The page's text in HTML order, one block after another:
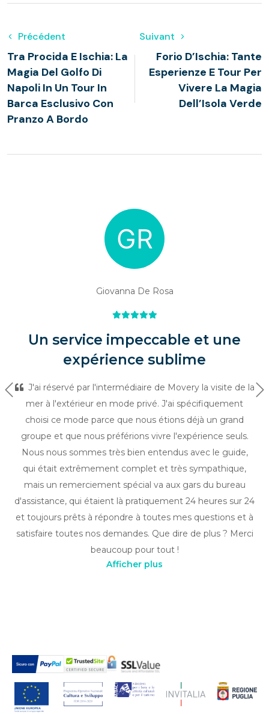
Précédent
Tra Procida E Ischia: La
Magia Del Golfo Di
Napoli In Un Tour In
Barca Esclusivo Con
Pranzo A Bordo
Suivant
Forio D’Ischia: Tante
Esperienze E Tour Per
Vivere La Magia
Dell’Isola Verde
Giovanna De Rosa
Un service impeccable et une
expérience sublime
J'ai réservé par l'intermédiaire de Movery la visite de la
mer à l'extérieur en mode privé. J'ai spécifiquement
choisi ce mode parce que nous étions déjà un grand
groupe et que nous préférions vivre l'expérience seuls.
Nous nous sommes très bien entendus avec le guide,
qui était extrêmement complet et très sympathique,
mais un remerciement spécial va aux gars du bureau
d'assistance, qui étaient là pratiquement 24 heures sur 24
et toujours prêts à répondre à toutes mes questions et à
satisfaire toutes nos demandes. Que dire de plus ? Merci
beaucoup pour tout !
Précédent
Afficher plus